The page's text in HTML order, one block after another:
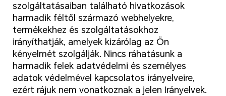
szolgáltatásaiban található hivatkozások
harmadik féltől származó webhelyekre,
termékekhez és szolgáltatásokhoz
irányíthatják, amelyek kizárólag az Ön
kényelmét szolgálják. Nincs ráhatásunk a
harmadik felek adatvédelmi és személyes
adatok védelmével kapcsolatos irányelveire,
ezért rájuk nem vonatkoznak a jelen Irányelvek.